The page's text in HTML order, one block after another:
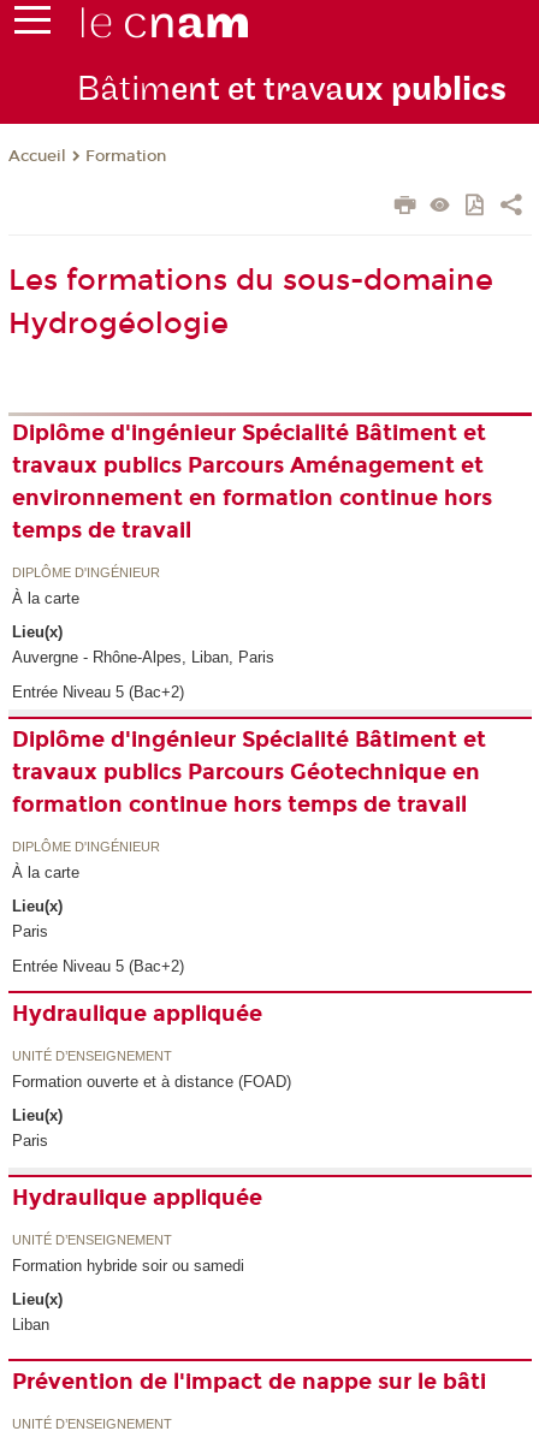
Bâtiment et travaux publics
Accueil Formation
Les formations du sous-domaine
Hydrogéologie
Diplôme d'ingénieur Spécialité Bâtiment et
travaux publics Parcours Aménagement et
environnement en formation continue hors
temps de travail
DIPLÔME D'INGÉNIEUR
À la carte
Lieu(x)
Auvergne - Rhône-Alpes, Liban, Paris
Entrée Niveau 5 (Bac+2)
Diplôme d'ingénieur Spécialité Bâtiment et
travaux publics Parcours Géotechnique en
formation continue hors temps de travail
DIPLÔME D'INGÉNIEUR
À la carte
Lieu(x)
Paris
Entrée Niveau 5 (Bac+2)
Hydraulique appliquée
UNITÉ D’ENSEIGNEMENT
Formation ouverte et à distance (FOAD)
Lieu(x)
Paris
Hydraulique appliquée
UNITÉ D’ENSEIGNEMENT
Formation hybride soir ou samedi
Lieu(x)
Liban
Prévention de l'impact de nappe sur le bâti
UNITÉ D’ENSEIGNEMENT